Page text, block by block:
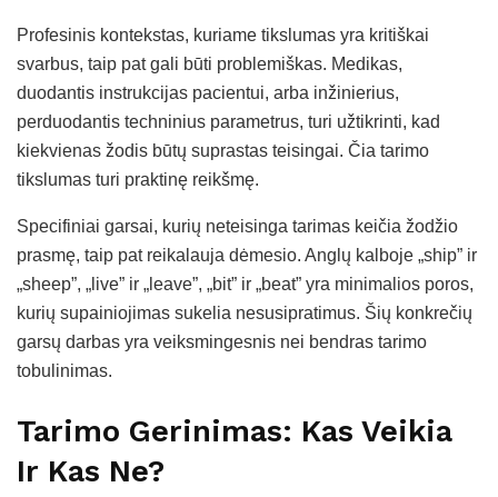
Profesinis kontekstas, kuriame tikslumas yra kritiškai
svarbus, taip pat gali būti problemiškas. Medikas,
duodantis instrukcijas pacientui, arba inžinierius,
perduodantis techninius parametrus, turi užtikrinti, kad
kiekvienas žodis būtų suprastas teisingai. Čia tarimo
tikslumas turi praktinę reikšmę.
Specifiniai garsai, kurių neteisinga tarimas keičia žodžio
prasmę, taip pat reikalauja dėmesio. Anglų kalboje „ship” ir
„sheep”, „live” ir „leave”, „bit” ir „beat” yra minimalios poros,
kurių supainiojimas sukelia nesusipratimus. Šių konkrečių
garsų darbas yra veiksmingesnis nei bendras tarimo
tobulinimas.
Tarimo Gerinimas: Kas Veikia
Ir Kas Ne?